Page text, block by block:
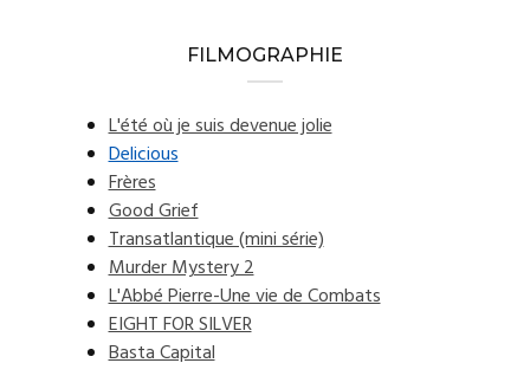
FILMOGRAPHIE
L'été où je suis devenue jolie
Delicious
Frères
Good Grief
Transatlantique (mini série)
Murder Mystery 2
L'Abbé Pierre-Une vie de Combats
EIGHT FOR SILVER
Basta Capital